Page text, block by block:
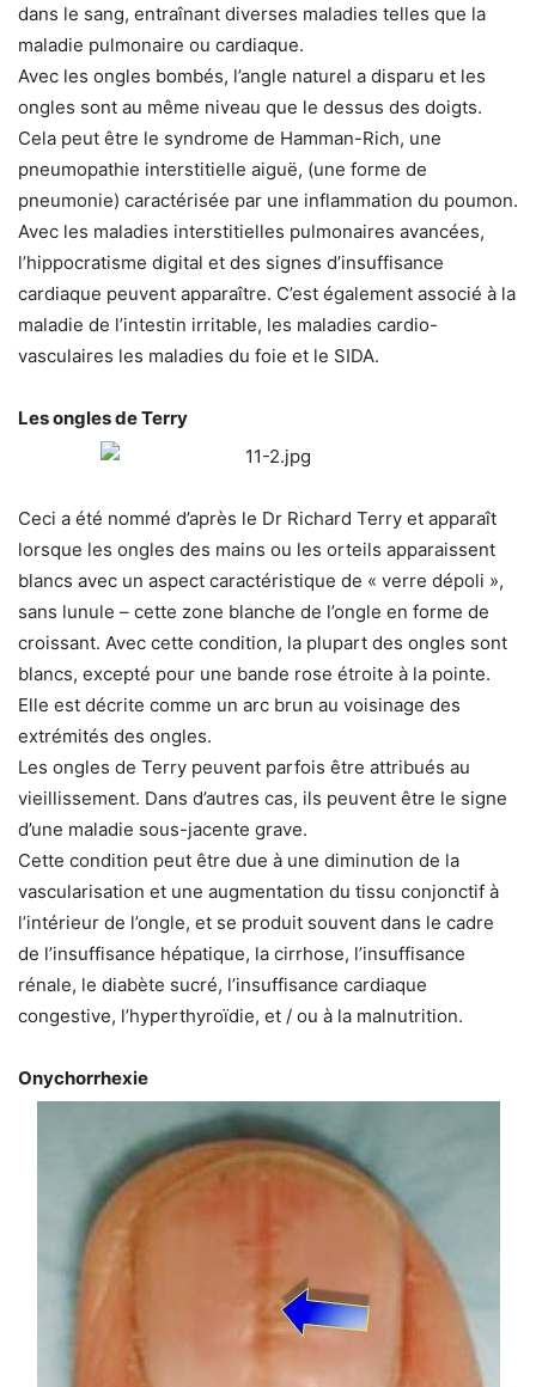
dans le sang, entraînant diverses maladies telles que la
maladie pulmonaire ou cardiaque.
Avec les ongles bombés, l’angle naturel a disparu et les
ongles sont au même niveau que le dessus des doigts.
Cela peut être le syndrome de Hamman-Rich, une
pneumopathie interstitielle aiguë, (une forme de
pneumonie) caractérisée par une inflammation du poumon.
Avec les maladies interstitielles pulmonaires avancées,
l’hippocratisme digital et des signes d’insuffisance
cardiaque peuvent apparaître. C’est également associé à la
maladie de l’intestin irritable, les maladies cardio-
vasculaires les maladies du foie et le SIDA.
Les ongles de Terry
Ceci a été nommé d’après le Dr Richard Terry et apparaît
lorsque les ongles des mains ou les orteils apparaissent
blancs avec un aspect caractéristique de « verre dépoli »,
sans lunule – cette zone blanche de l’ongle en forme de
croissant. Avec cette condition, la plupart des ongles sont
blancs, excepté pour une bande rose étroite à la pointe.
Elle est décrite comme un arc brun au voisinage des
extrémités des ongles.
Les ongles de Terry peuvent parfois être attribués au
vieillissement. Dans d’autres cas, ils peuvent être le signe
d’une maladie sous-jacente grave.
Cette condition peut être due à une diminution de la
vascularisation et une augmentation du tissu conjonctif à
l’intérieur de l’ongle, et se produit souvent dans le cadre
de l’insuffisance hépatique, la cirrhose, l’insuffisance
rénale, le diabète sucré, l’insuffisance cardiaque
congestive, l’hyperthyroïdie, et / ou à la malnutrition.
Onychorrhexie